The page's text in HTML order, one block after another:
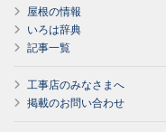
屋根の情報
いろは辞典
記事一覧
工事店のみなさまへ
掲載のお問い合わせ